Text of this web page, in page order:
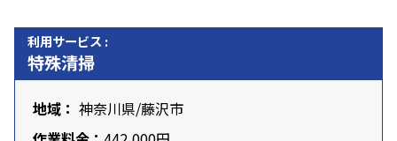
利用サービス :
特殊清掃
地域： 神奈川県/藤沢市